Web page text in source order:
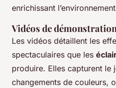
enrichissant
Vidéos de
Les vidéos détaillent les
spectaculaires que les
produire. Elles capturent le
changements de couleurs,